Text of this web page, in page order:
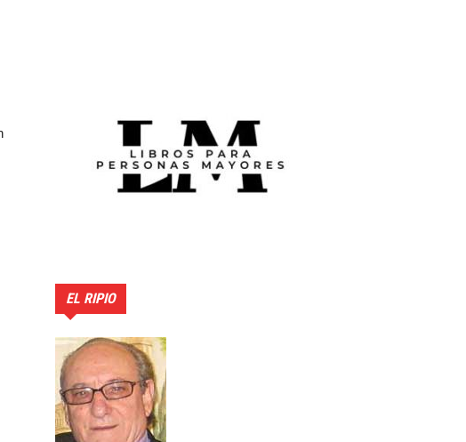
EL RIPIO